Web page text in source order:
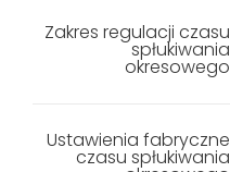
Zakres regulacji czasu
spłukiwania
okresowego
Ustawienia fabryczne
czasu spłukiwania